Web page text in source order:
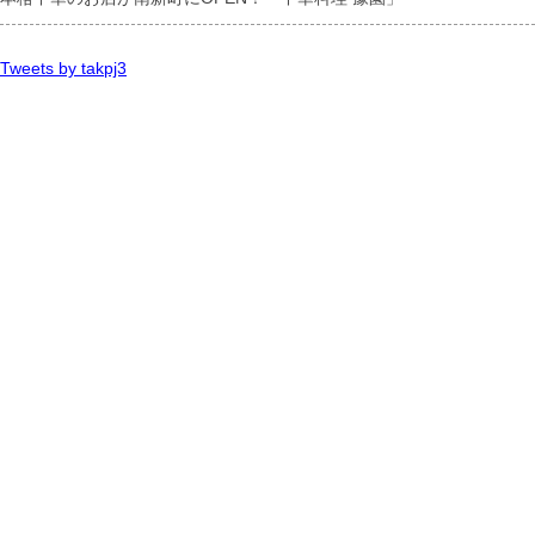
Tweets by takpj3